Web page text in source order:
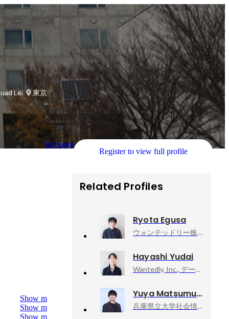
Leader東京
Message
Register to view full profile
Show more
Show more
Show more
Related Profiles
Ryota Egusa
ウォンテッドリー株式会社, Quality Control Squad
Hayashi Yudai
Wantedly, Inc., データサイエンティスト
Yuya Matsumura
兵庫県立大学社会情報学部, 非常勤講師